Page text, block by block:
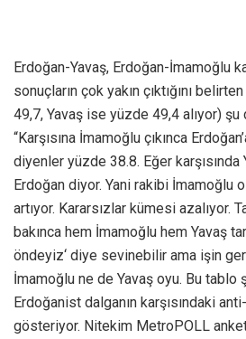
Erdoğan-Yavaş, Erdoğan-İmamoğlu
sonuçların çok yakın çıktığını
49,7, Yavaş ise yüzde 49,4 alıyor)
“Karşısına İmamoğlu çıkınca
diyenler yüzde 38.8. Eğer karşısında
Erdoğan diyor. Yani rakibi İmamoğlu
artıyor. Kararsızlar kümesi azalıyor.
bakınca hem İmamoğlu hem Yavaş
öndeyiz‘ diye sevinebilir ama işin
İmamoğlu ne de Yavaş oyu. Bu tablo
Erdoğanist dalganın karşısındaki
gösteriyor. Nitekim MetroPOLL